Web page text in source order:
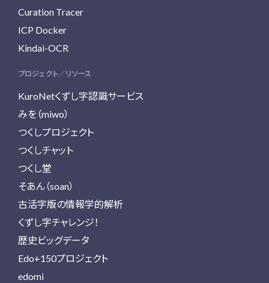
Curation Tracer
ICP Docker
Kindai-OCR
プロジェクト／リソース
KuroNetくずし字認識サービス
みを（miwo）
つくしプロジェクト
つくしチャット
つくし堂
そあん（soan）
古活字版の情報学的解析
くずし字チャレンジ！
歴史ビッグデータ
Edo+150プロジェクト
edomi